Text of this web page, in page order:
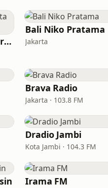
Alt-Pop Rock Jakarta Radio
Bali Niko Pratama
Jakarta
Brava Radio
Jakarta · 103.8 FM
Dradio Jambi
Kota Jambi · 104.3 FM
Irama FM